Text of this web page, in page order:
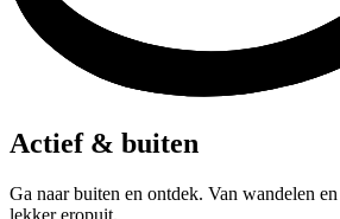
Actief & buiten
Ga naar buiten en ontdek. Van wandelen
lekker eropuit.